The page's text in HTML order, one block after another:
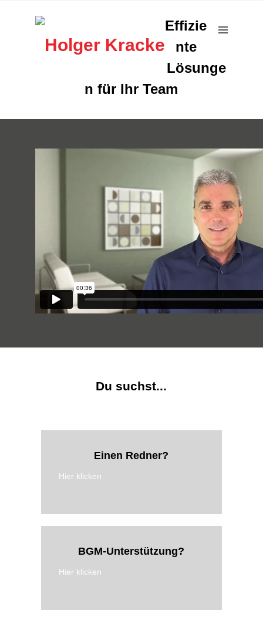
Effizie
nte
Lösunge
n für Ihr Team
Du suchst...
Einen Redner?
Hier klicken
BGM-Unterstützung?
Hier klicken